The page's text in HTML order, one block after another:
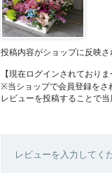
投稿内容がショップに反映
【現在ログインされておりま
※当ショップで会員登録をさ
レビューを投稿することで
レビューを入力してく